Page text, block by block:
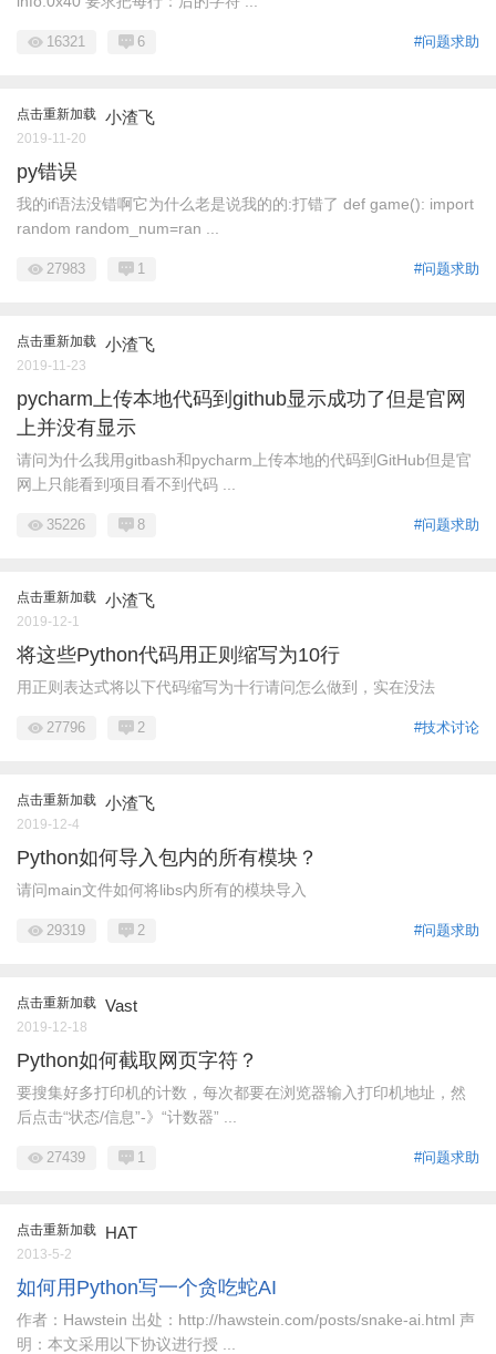
#问题求助
16321 6
点击重新加载 小渣飞
2019-11-20
py错误
我的if语法没错啊它为什么老是说我的的:打错了 def game(): import
random random_num=ran ...
#问题求助
27983 1
点击重新加载 小渣飞
2019-11-23
pycharm上传本地代码到github显示成功了但是官网
上并没有显示
请问为什么我用gitbash和pycharm上传本地的代码到GitHub但是官
网上只能看到项目看不到代码 ...
#问题求助
35226 8
点击重新加载 小渣飞
2019-12-1
将这些Python代码用正则缩写为10行
用正则表达式将以下代码缩写为十行请问怎么做到，实在没法
#技术讨论
27796 2
点击重新加载 小渣飞
2019-12-4
Python如何导入包内的所有模块？
请问main文件如何将libs内所有的模块导入
#问题求助
29319 2
点击重新加载 Vast
2019-12-18
Python如何截取网页字符？
要搜集好多打印机的计数，每次都要在浏览器输入打印机地址，然
后点击“状态/信息”-》“计数器” ...
#问题求助
27439 1
点击重新加载 HAT
2013-5-2
如何用Python写一个贪吃蛇AI
作者：Hawstein 出处：http://hawstein.com/posts/snake-ai.html 声
明：本文采用以下协议进行授 ...